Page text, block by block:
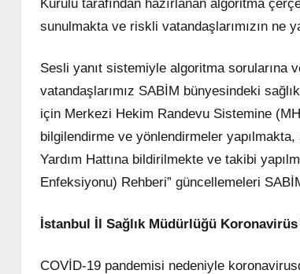
Kurulu tarafından hazırlanan algoritma
sunulmakta ve riskli vatandaşlarımızın ne
Sesli yanıt sistemiyle algoritma sorularına
vatandaşlarımız SABİM bünyesindeki
için Merkezi Hekim Randevu Sistemine
bilgilendirme ve yönlendirmeler
Yardım Hattına bildirilmekte ve takibi
Enfeksiyonu) Rehberi” güncellemeleri
İstanbul İl Sağlık Müdürlüğü
COVİD-19 pandemisi nedeniyle